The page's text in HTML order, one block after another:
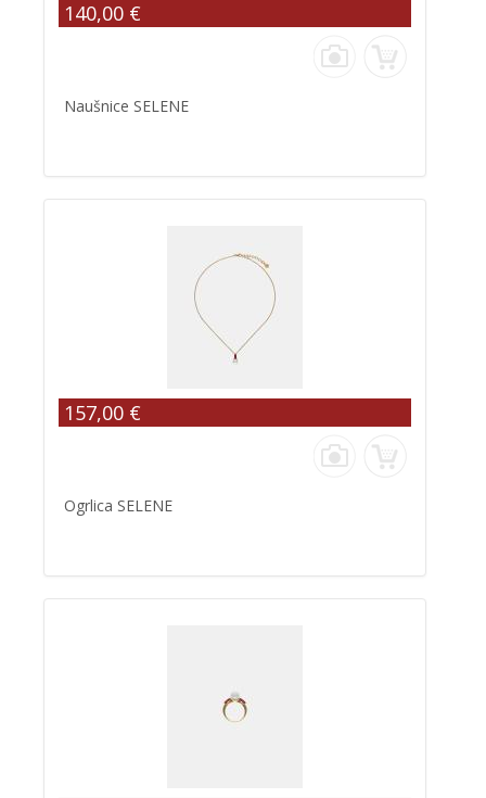
140,00 €
Naušnice SELENE
157,00 €
Ogrlica SELENE